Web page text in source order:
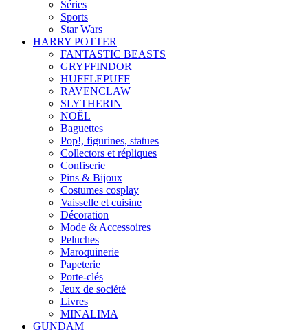
Séries
Sports
Star Wars
HARRY POTTER
FANTASTIC BEASTS
GRYFFINDOR
HUFFLEPUFF
RAVENCLAW
SLYTHERIN
NOËL
Baguettes
Pop!, figurines, statues
Collectors et répliques
Confiserie
Pins & Bijoux
Costumes cosplay
Vaisselle et cuisine
Décoration
Mode & Accessoires
Peluches
Maroquinerie
Papeterie
Porte-clés
Jeux de société
Livres
MINALIMA
GUNDAM